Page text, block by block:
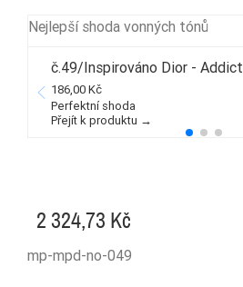
Nejlepší shoda vonných tónů
č.49/Inspirováno Dior - Addict
186,00 Kč
Perfektní shoda
Přejít k produktu →
2 324,73 Kč
mp-mpd-no-049